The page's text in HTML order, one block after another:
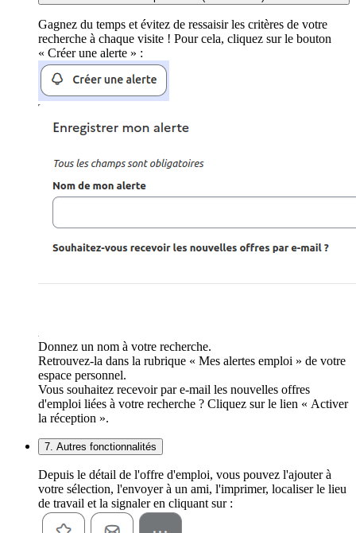
Gagnez du temps et évitez de ressaisir les critères de votre
recherche à chaque visite ! Pour cela, cliquez sur le bouton
« Créer une alerte » :
Donnez un nom à votre recherche.
Retrouvez-la dans la rubrique « Mes alertes emploi » de votre
espace personnel.
Vous souhaitez recevoir par e-mail les nouvelles offres
d'emploi liées à votre recherche ? Cliquez sur le lien « Activer
la réception ».
7. Autres fonctionnalités
Depuis le détail de l'offre d'emploi, vous pouvez l'ajouter à
votre sélection, l'envoyer à un ami, l'imprimer, localiser le lieu
de travail et la signaler en cliquant sur :